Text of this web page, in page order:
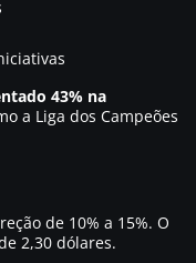
43% na
a Liga dos Campeões
de 10% a 15%. O
2,30 dólares.